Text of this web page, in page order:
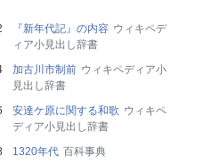
『新年代記』の内容 ウィキペデ
ィア小見出し辞書
加古川市制前 ウィキペディア小
見出し辞書
安達ケ原に関する和歌 ウィキペ
ディア小見出し辞書
1320年代 百科事典